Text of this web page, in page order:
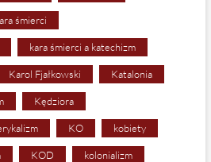
śmierci
kara śmierci a katechizm
Karol Fjałkowski Katalonia
Kędziora
KO kobiety
KOD kolonializm